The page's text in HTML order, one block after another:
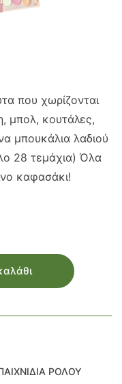
που χωρίζονται
μπολ, κουτάλες,
μπουκάλια λαδιού
28 τεμάχια) Όλα
καφασάκι!
ΡΟΛΟΥ